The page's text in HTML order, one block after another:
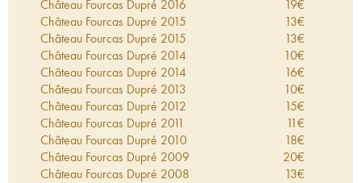
Château Fourcas Dupré 2016 19€
Château Fourcas Dupré 2015 13€
Château Fourcas Dupré 2015 13€
Château Fourcas Dupré 2014 10€
Château Fourcas Dupré 2014 16€
Château Fourcas Dupré 2013 10€
Château Fourcas Dupré 2012 15€
Château Fourcas Dupré 2011 11€
Château Fourcas Dupré 2010 18€
Château Fourcas Dupré 2009 20€
Château Fourcas Dupré 2008 13€